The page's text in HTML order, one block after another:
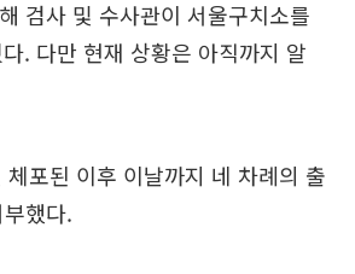
검사 및 수사관이 서울구치소를
. 다만 현재 상황은 아직까지 알
포된 이후 이날까지 네 차례의 출
했다.